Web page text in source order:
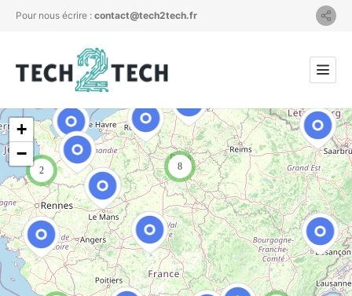
Pour nous écrire : contact@tech2tech.fr
2 8
+
−